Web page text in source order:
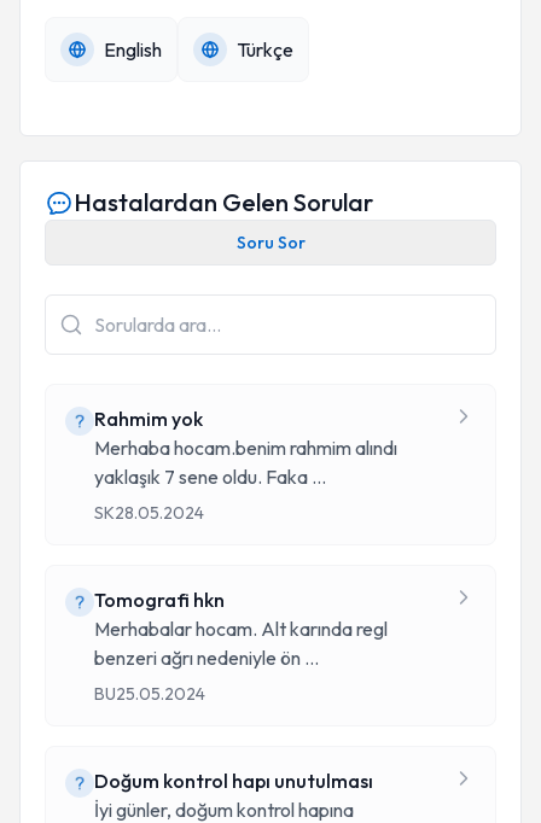
English Türkçe
Hastalardan Gelen Sorular
Soru Sor
Rahmim yok
Merhaba hocam.benim rahmim alındı
yaklaşık 7 sene oldu. Faka ...
SK28.05.2024
Tomografi hkn
Merhabalar hocam. Alt karında regl
benzeri ağrı nedeniyle ön ...
BU25.05.2024
Doğum kontrol hapı unutulması
İyi günler, doğum kontrol hapına